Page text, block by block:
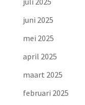
juni 2025
mei 2025
april 2025
maart 2025
februari 2025